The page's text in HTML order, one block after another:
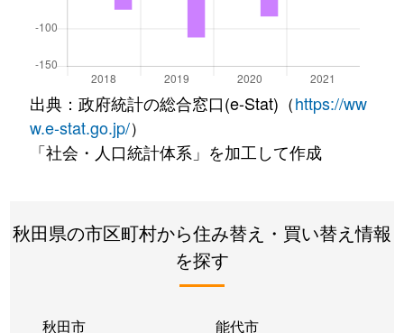
出典：政府統計の総合窓口(e-Stat)（https://ww
w.e-stat.go.jp/）
「社会・人口統計体系」を加工して作成
秋田県の市区町村から住み替え・買い替え情報
を探す
秋田市 能代市